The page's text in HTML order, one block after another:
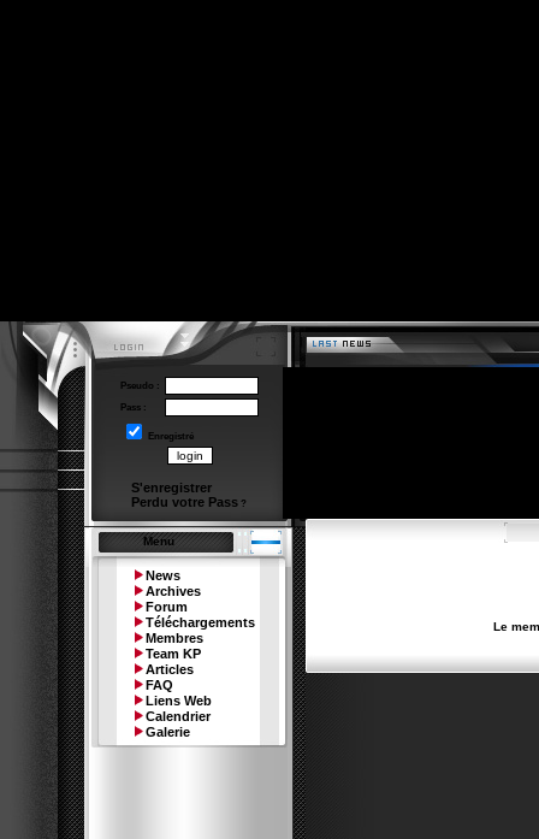
Pseudo :
Pass :
Enregistré
S'enregistrer
Perdu votre Pass ?
Menu
News
Archives
Forum
Téléchargements
Membres
Team KP
Articles
FAQ
Liens Web
Calendrier
Galerie
Le